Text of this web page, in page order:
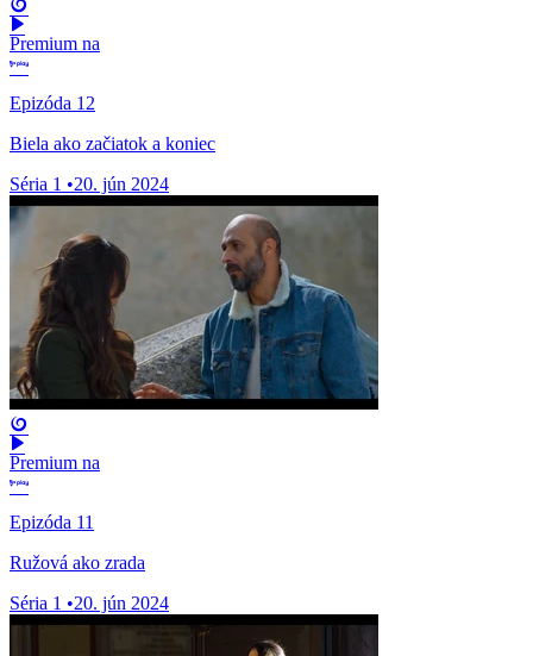
Premium na
Epizóda 12
Biela ako začiatok a koniec
Séria 1 •20. jún 2024
Premium na
Epizóda 11
Ružová ako zrada
Séria 1 •20. jún 2024